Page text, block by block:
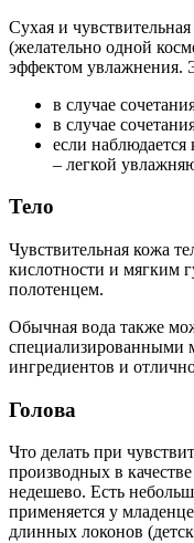
Сухая и
(желательно одной
эффектом увлажнения.
в случае
в случае
если
– легкой
Тело
Чувствительная кожа
кислотности и мягким
полотенцем.
Обычная вода также
специализированными
ингредиентов и
Голова
Что делать при
производных в
недешево. Есть
применяется у
длинных локонов